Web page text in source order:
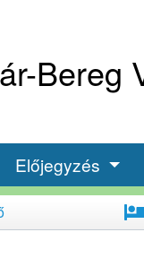
Bereg
Előjegyzés